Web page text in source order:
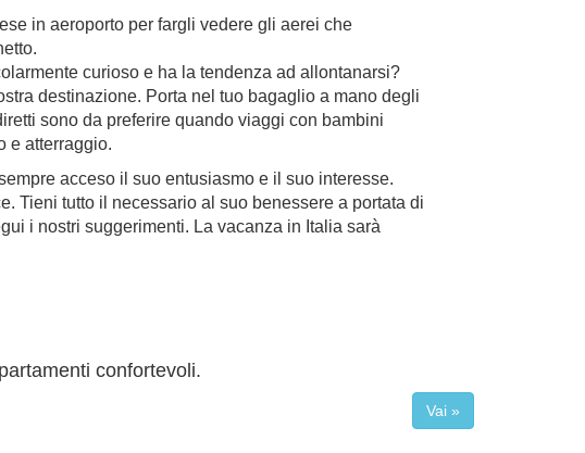
in aeroporto per fargli vedere gli aerei che
curioso e ha la tendenza ad allontanarsi?
destinazione. Porta nel tuo bagaglio a mano degli
sono da preferire quando viaggi con bambini
e atterraggio.
acceso il suo entusiasmo e il suo interesse.
Tieni tutto il necessario al suo benessere a portata di
i nostri suggerimenti. La vacanza in Italia sarà
confortevoli.
Vai »